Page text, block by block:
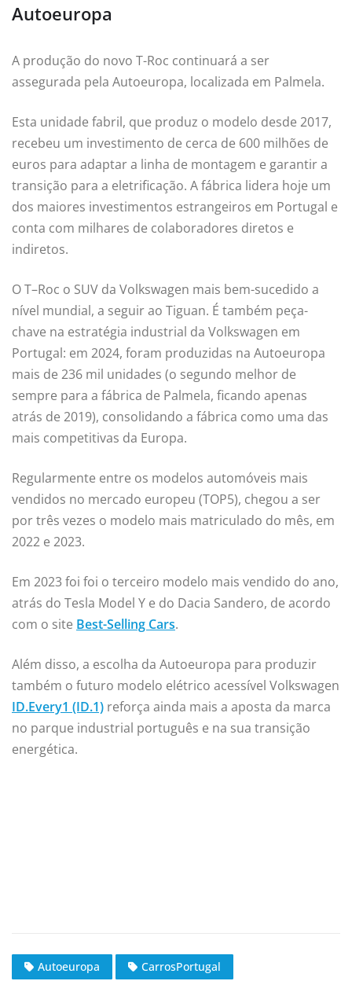
Autoeuropa
A produção do novo T-Roc continuará a ser
assegurada pela Autoeuropa, localizada em Palmela.
Esta unidade fabril, que produz o modelo desde 2017,
recebeu um investimento de cerca de 600 milhões de
euros para adaptar a linha de montagem e garantir a
transição para a eletrificação. A fábrica lidera hoje um
dos maiores investimentos estrangeiros em Portugal e
conta com milhares de colaboradores diretos e
indiretos.
OT–Roc o SUV da Volkswagen mais bem-sucedido a
nível mundial, a seguir ao Tiguan. É também peça-
chave na estratégia industrial da Volkswagen em
Portugal: em 2024, foram produzidas na Autoeuropa
mais de 236 mil unidades (o segundo melhor de
sempre para a fábrica de Palmela, ficando apenas
atrás de 2019), consolidando a fábrica como uma das
mais competitivas da Europa.
Regularmente entre os modelos automóveis mais
vendidos no mercado europeu (TOP5), chegou a ser
por três vezes o modelo mais matriculado do mês, em
2022 e 2023.
Em 2023 foi foi o terceiro modelo mais vendido do ano,
atrás do Tesla Model Y e do Dacia Sandero, de acordo
com o site Best-Selling Cars.
Além disso, a escolha da Autoeuropa para produzir
também o futuro modelo elétrico acessível Volkswagen
ID.Every1 (ID.1) reforça ainda mais a aposta da marca
no parque industrial português e na sua transição
energética.
Autoeuropa
CarrosPortugal